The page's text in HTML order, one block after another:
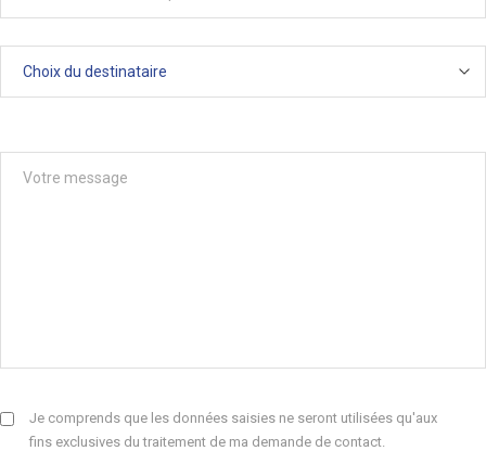
Je comprends que les données saisies ne seront utilisées qu'aux
fins exclusives du traitement de ma demande de contact.